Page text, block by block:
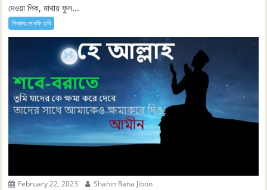
দেওয়া পিক, মাথায় ফুল...
পিকচার সেলফি ছবি
February 22, 2023 Shahin Rana Jibon